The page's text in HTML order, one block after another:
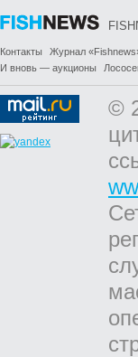
Контакты Журнал
И вновь — аукционы
©